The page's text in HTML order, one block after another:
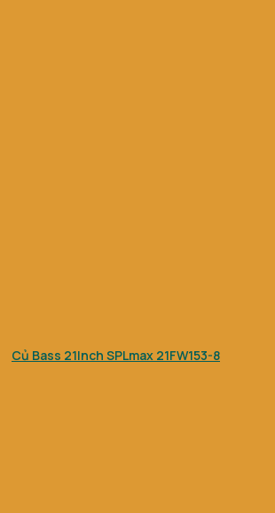
Củ Bass 21Inch SPLmax 21FW153-8